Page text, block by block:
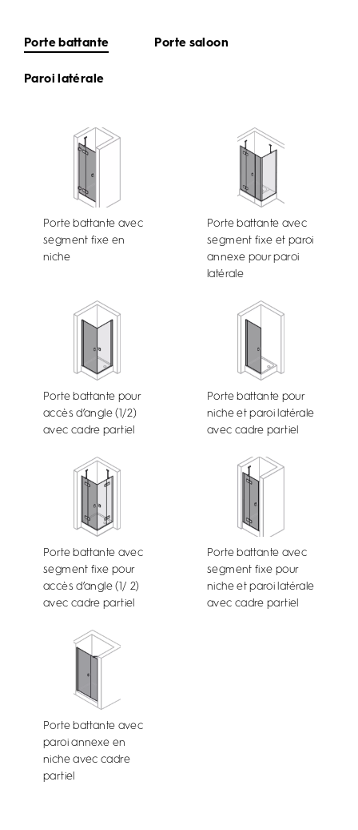
Porte battante Porte saloon
Paroi latérale
Porte battante avec
segment fixe en
niche
Porte battante avec
segment fixe et paroi
annexe pour paroi
latérale
Porte battante pour
accès d’angle (1/2)
avec cadre partiel
Porte battante pour
niche et paroi latérale
avec cadre partiel
Porte battante avec
segment fixe pour
accès d’angle (1/ 2)
avec cadre partiel
Porte battante avec
segment fixe pour
niche et paroi latérale
avec cadre partiel
Porte battante avec
paroi annexe en
niche avec cadre
partiel